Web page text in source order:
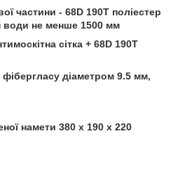
частини - 68D 190Т поліестер
води не менше 1500 мм
сітка + 68D 190Т
фібергласу діаметром 9.5 мм,
намети 380 х 190 х 220